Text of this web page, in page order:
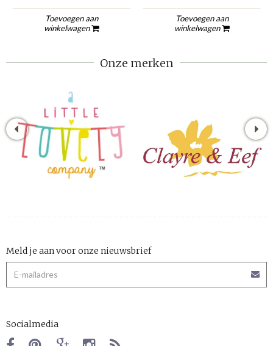
Toevoegen aan
winkelwagen
Toevoegen aan
winkelwagen
Onze merken
Meld je aan voor onze nieuwsbrief
Socialmedia